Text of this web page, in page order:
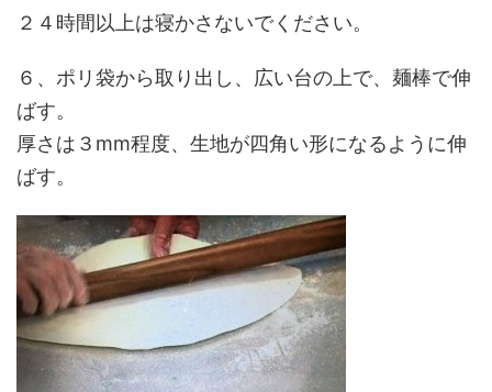
２４時間以上は寝かさないでください。
６、ポリ袋から取り出し、広い台の上で、麺棒で伸
ばす。
厚さは３mm程度、生地が四角い形になるように伸
ばす。